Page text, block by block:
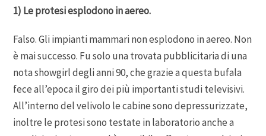
1) Le protesi esplodono in aereo.
Falso. Gli impianti mammari non esplodono in aereo. Non
è mai successo. Fu solo una trovata pubblicitaria di una
nota showgirl degli anni 90, che grazie a questa bufala
fece all’epoca il giro dei più importanti studi televisivi.
All’interno del velivolo le cabine sono depressurizzate,
inoltre le protesi sono testate in laboratorio anche a